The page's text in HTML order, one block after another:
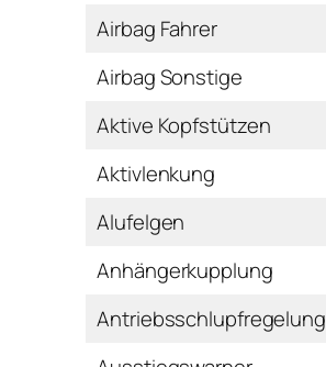
Airbag Fahrer
Airbag Sonstige
Aktive Kopfstützen
Aktivlenkung
Alufelgen
Anhängerkupplung
Antriebsschlupfregelung